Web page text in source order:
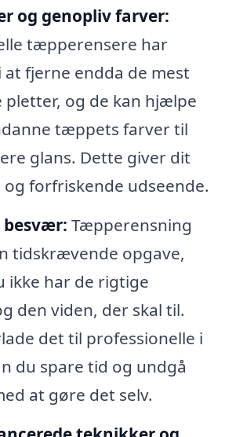
og genopliv farver:
tæpperensere har
at fjerne endda de mest
pletter, og de kan hjælpe
tæppets farver til
glans. Dette giver dit
forfriskende udseende.
besvær: Tæpperensning
tidskrævende opgave,
ikke har de rigtige
den viden, der skal til.
det til professionelle i
du spare tid og undgå
at gøre det selv.